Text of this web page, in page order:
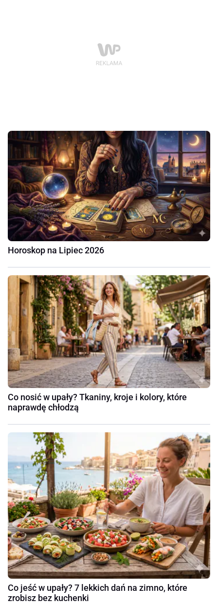
Horoskop na Lipiec 2026
Co nosić w upały? Tkaniny, kroje i kolory, które
naprawdę chłodzą
Co jeść w upały? 7 lekkich dań na zimno, które
zrobisz bez kuchenki